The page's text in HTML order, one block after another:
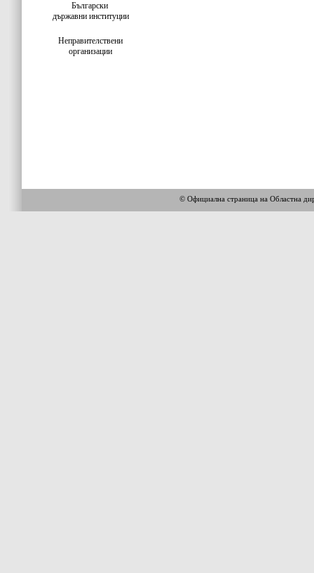
Български
държавни институции
Неправителствени
организации
© Официална страница на